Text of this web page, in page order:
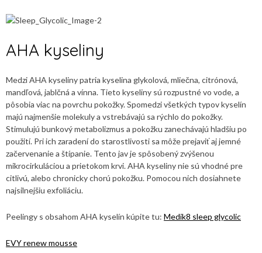
AHA kyseliny
Medzi AHA kyseliny patria kyselina glykolová, mliečna, citrónová,
mandľová, jablčná a vínna. Tieto kyseliny sú rozpustné vo vode, a
pôsobia viac na povrchu pokožky. Spomedzi všetkých typov kyselín
majú najmenšie molekuly a vstrebávajú sa rýchlo do pokožky.
Stimulujú bunkový metabolizmus a pokožku zanechávajú hladšiu po
použití. Pri ich zaradení do starostlivosti sa môže prejaviť aj jemné
začervenanie a štípanie. Tento jav je spôsobený zvýšenou
mikrocirkuláciou a prietokom krvi. AHA kyseliny nie sú vhodné pre
citlivú, alebo chronicky chorú pokožku. Pomocou nich dosiahnete
najsilnejšiu exfoliáciu.
Peelingy s obsahom AHA kyselín kúpite tu: Medik8 sleep glycolic
EVY renew mousse